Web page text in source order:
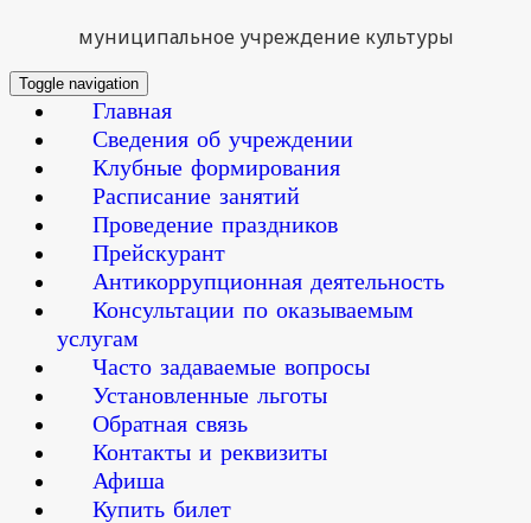
муниципальное учреждение культуры
Toggle navigation
Главная
Сведения об учреждении
Клубные формирования
Расписание занятий
Проведение праздников
Прейскурант
Антикоррупционная деятельность
Консультации по оказываемым
услугам
Часто задаваемые вопросы
Установленные льготы
Обратная связь
Контакты и реквизиты
Афиша
Купить билет